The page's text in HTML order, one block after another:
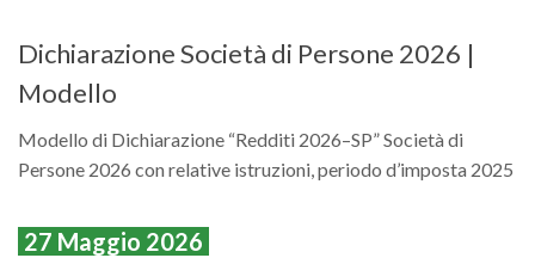
Dichiarazione Società di Persone 2026 |
Modello
Modello di Dichiarazione “Redditi 2026–SP” Società di
Persone 2026 con relative istruzioni, periodo d’imposta 2025
27 Maggio 2026